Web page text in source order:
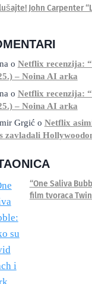
John Carpenter
o Netflix recenzija:
– Noina AI arka
o Netflix recenzija:
– Noina AI arka
Grgić o Netflix
zavladali
“One Saliva
film tvoraca